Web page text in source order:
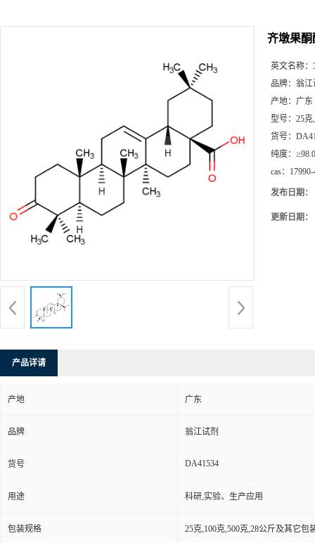
齐墩果酮
英文名称：
品牌： 翁江
产地： 广东
型号： 25克
货号：
纯度：
cas：
发布日期：
更新日期：
产品详请
产地 广东
品牌 翁江试剂
货号 DA41534
用途 科研,实验、生产应用
包装规格 25克,100克,500克,28公斤及其它包